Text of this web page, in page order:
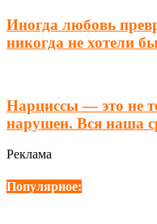
Иногда любовь
никогда не хотели
Нарциссы — это не
нарушен. Вся наша
Реклама
Популярное: